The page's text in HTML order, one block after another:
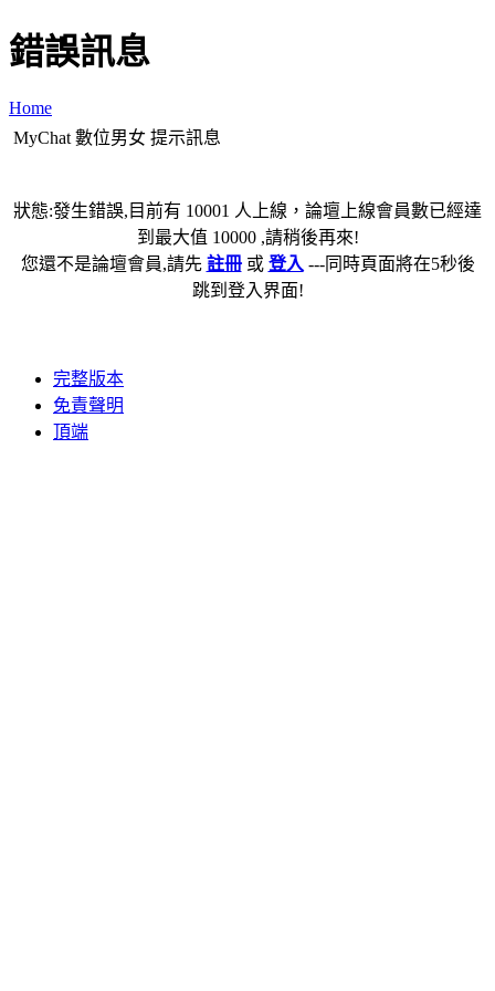
錯誤訊息
Home
MyChat 數位男女 提示訊息
狀態:發生錯誤,目前有 10001 人上線，論壇上線會員數已經達
到最大值 10000 ,請稍後再來!
您還不是論壇會員,請先 註冊或 登入 ---同時頁面將在5秒後
跳到登入界面!
完整版本
免責聲明
頂端